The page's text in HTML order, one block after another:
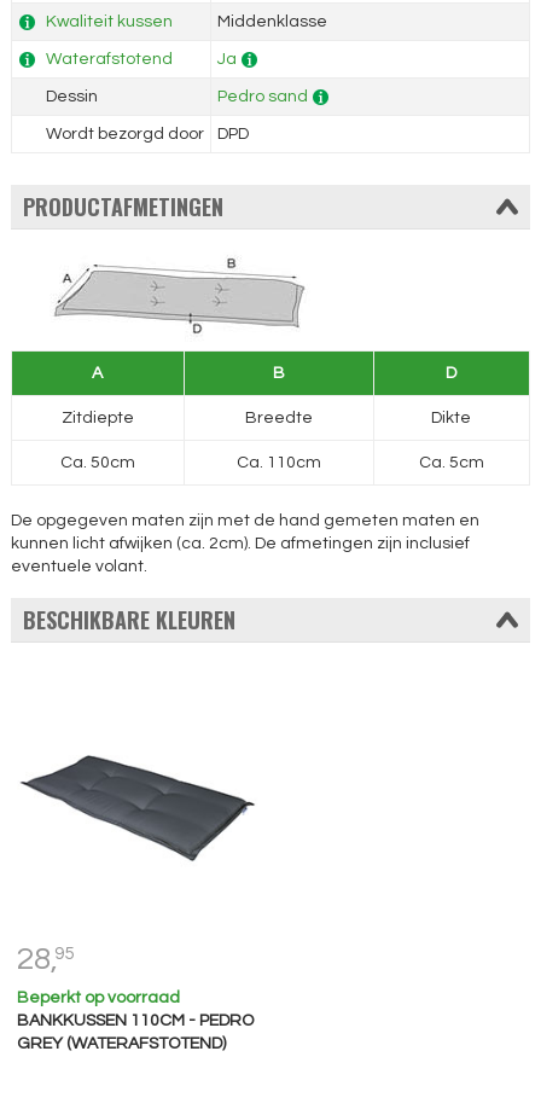
Kwaliteit kussen Middenklasse
Waterafstotend Ja
Dessin Pedro sand
Wordt bezorgd door DPD
PRODUCTAFMETINGEN
A B D
Zitdiepte Breedte Dikte
Ca. 50cm Ca. 110cm Ca. 5cm
De opgegeven maten zijn met de hand gemeten maten en
kunnen licht afwijken (ca. 2cm). De afmetingen zijn inclusief
eventuele volant.
BESCHIKBARE KLEUREN
28,95
Beperkt op voorraad
BANKKUSSEN 110CM - PEDRO
GREY (WATERAFSTOTEND)